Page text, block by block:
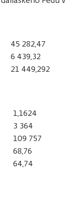
45 282,47
6 439,32
21 449,292
1,1624
3 364
109 757
68,76
64,74